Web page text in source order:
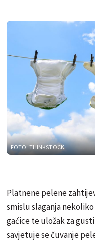
FOTO: THINKSTOCK
Platnene pelene
smislu slaganja
gaćice te uložak za
savjetuje se čuvanje